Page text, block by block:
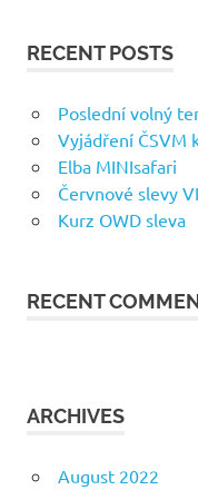
RECENT POSTS
Poslední volný
Vyjádření ČSVM
Elba MINIsafari
Červnové slevy
Kurz OWD sleva
RECENT
ARCHIVES
August 2022